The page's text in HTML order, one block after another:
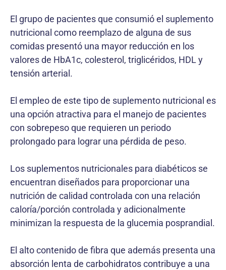
El grupo de pacientes que consumió el suplemento
nutricional como reemplazo de alguna de sus
comidas presentó una mayor reducción en los
valores de HbA1c, colesterol, triglicéridos, HDL y
tensión arterial.
El empleo de este tipo de suplemento nutricional es
una opción atractiva para el manejo de pacientes
con sobrepeso que requieren un periodo
prolongado para lograr una pérdida de peso.
Los suplementos nutricionales para diabéticos se
encuentran diseñados para proporcionar una
nutrición de calidad controlada con una relación
caloría/porción controlada y adicionalmente
minimizan la respuesta de la glucemia posprandial.
El alto contenido de fibra que además presenta una
absorción lenta de carbohidratos contribuye a una